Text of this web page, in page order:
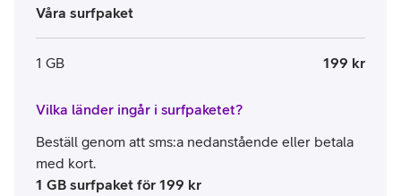
Våra surfpaket
1 GB 199 kr
Vilka länder ingår i surfpaketet?
Beställ genom att sms:a nedanstående eller betala
med kort.
1 GB surfpaket för 199 kr